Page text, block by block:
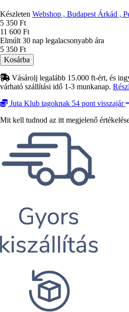
Készleten Webshop , Budapest Árkád ,
Ár
5 350 Ft
11 600 Ft
Elmúlt 30 nap legalacsonyabb ára
5 350 Ft
Vásárolj legalább 15.000 ft-ért, és
várható szállítási idő 1-3 munkanap.
Juta Klub tagoknak 54 pont visszajár
Mit kell tudnod az itt megjelenő